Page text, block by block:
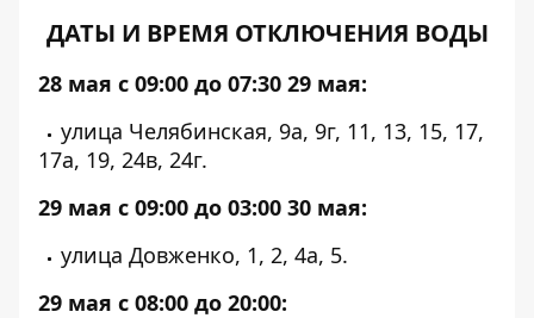
ДАТЫ И ВРЕМЯ ОТКЛЮЧЕНИЯ ВОДЫ
28 мая с 09:00 до 07:30 29 мая:
улица Челябинская, 9а, 9г, 11, 13, 15, 17,
17а, 19, 24в, 24г.
29 мая с 09:00 до 03:00 30 мая:
улица Довженко, 1, 2, 4а, 5.
29 мая с 08:00 до 20:00: